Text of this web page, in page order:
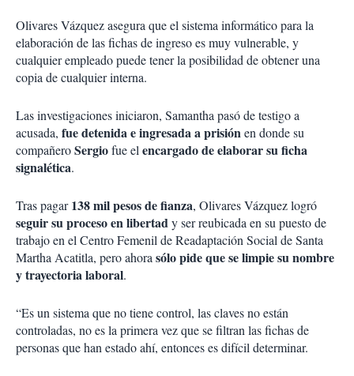
Olivares Vázquez asegura que el sistema informático para la
elaboración de las fichas de ingreso es muy vulnerable, y
cualquier empleado puede tener la posibilidad de obtener una
copia de cualquier interna.
Las investigaciones iniciaron, Samantha pasó de testigo a
acusada, fue detenida e ingresada a prisiónen donde su
compañeroSergiofue el encargado de elaborar su ficha
signalética.
Tras pagar138 mil pesos de fianza, Olivares Vázquez logró
seguir su proceso en libertady ser reubicada en su puesto de
trabajo en el Centro Femenil de Readaptación Social de Santa
Martha Acatitla, pero ahora sólo pide que se limpie su nombre
y trayectoria laboral.
“Es un sistema que no tiene control, las claves no están
controladas, no es la primera vez que se filtran las fichas de
personas que han estado ahí, entonces es difícil determinar.